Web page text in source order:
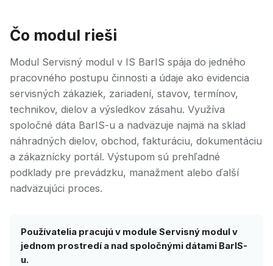
Čo modul rieši
Modul Servisný modul v IS BarIS spája do jedného
pracovného postupu činnosti a údaje ako evidencia
servisných zákaziek, zariadení, stavov, termínov,
technikov, dielov a výsledkov zásahu. Využíva
spoločné dáta BarIS-u a nadväzuje najmä na sklad
náhradných dielov, obchod, fakturáciu, dokumentáciu
a zákaznícky portál. Výstupom sú prehľadné
podklady pre prevádzku, manažment alebo ďalší
nadväzujúci proces.
Používatelia pracujú v module Servisný modul v
jednom prostredí a nad spoločnými dátami BarIS-
u.